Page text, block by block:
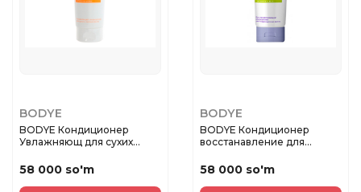
BODYE
BODYE Кондиционер
Увлажняющ для сухих
58 000 so'm
BODYE
BODYE Кондиционер
восстанавление для
58 000 so'm